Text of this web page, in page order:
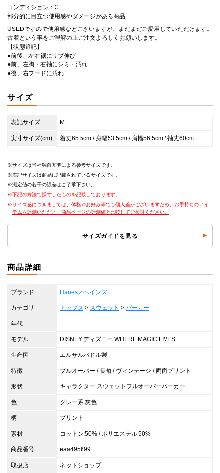
コンディション：C
部分的に目立つ使用感やダメージがある商品
USEDですので使用感などございますが、まだまだご愛用していただけます。
古着という事をご理解の上ご注文よろしくお願いします。
【状態追記】
●前後、左右裾にリブ伸び
●前、左胸・右袖にシミ・汚れ
●後、右フードに汚れ
サイズ
表記サイズ M
実寸サイズ(cm) 着丈65.5cm / 身幅53.5cm / 肩幅56.5cm / 袖丈60cm
サイズは当社独自基準による参考サイズです。
表記サイズは商品に記載されているサイズです。
測定値の若干の誤差はご了承下さい。
下記の方法で採寸したものを記載しております。
サイズ感につきましては、体格やお好み等でも個人差がございますため、お手持ちのアイ
テムを計測いただき、商品ページの計測値と比較してご検討ください。
サイズガイドを見る
商品詳細
ブランド Hanes／ヘインズ
カテゴリ トップス > スウェット > パーカー
年代 -
モデル DISNEY ディズニー WHERE MAGIC LIVES
生産国 エルサルバドル製
特徴 プルオーバー / 長袖 / ヴィンテージ / 両面プリント
形状 キャラクター スウェットプルオーバーパーカー
色 グレー系 灰色
柄 プリント
素材 コットン:50% / ポリエステル:50%
商品番号 eaa495699
取扱店 ネットショップ